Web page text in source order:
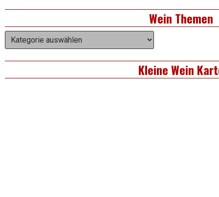
Right
Asides
Wein Themen
Wein
Themen
Kleine Wein